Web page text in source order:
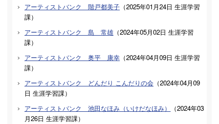
アーティストバンク 階戸都美子 （2025年01月24日 生涯学習
課）
アーティストバンク 島 常雄 （2024年05月02日 生涯学習
課）
アーティストバンク 奥平 康幸 （2024年04月09日 生涯学習
課）
アーティストバンク どんだり こんだりの会 （2024年04月09
日 生涯学習課）
アーティストバンク 池田なほみ（いけだなほみ）
（2024年03
月26日 生涯学習課）